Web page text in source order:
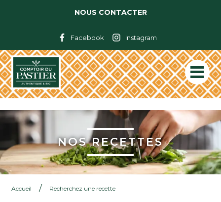
Facebook Instagram
NOUS CONTACTER
NOS RECETTES
Accueil / Recherchez une recette